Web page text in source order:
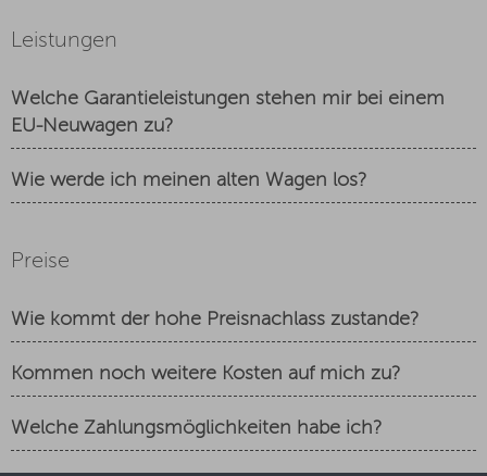
Leistungen
Welche Garantieleistungen stehen mir bei einem
EU-Neuwagen zu?
Wie werde ich meinen alten Wagen los?
Preise
Wie kommt der hohe Preisnachlass zustande?
Kommen noch weitere Kosten auf mich zu?
Welche Zahlungsmöglichkeiten habe ich?